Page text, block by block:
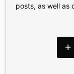
posts, as well as